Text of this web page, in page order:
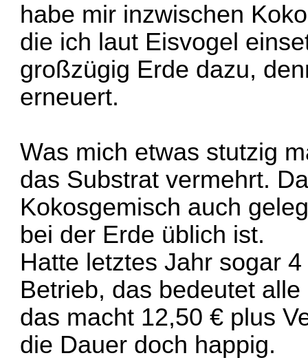
habe mir inzwischen
die ich laut Eisvogel
großzügig Erde dazu,
erneuert.
Was mich etwas stutzig
das Substrat vermehrt.
Kokosgemisch auch
bei der Erde üblich ist.
Hatte letztes Jahr sogar
Betrieb, das bedeutet
das macht 12,50 € plus
die Dauer doch happig.